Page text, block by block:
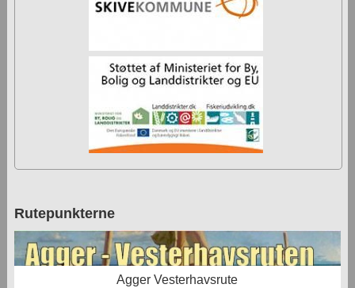
Rutepunkterne
Agger Vesterhavsrute